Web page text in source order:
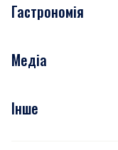
Субота
Краса
Гастрономія
Рецепти
Медіа
Фото
Інше